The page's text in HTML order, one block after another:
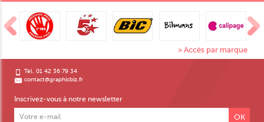
> Accès par marque
Tél. 01 42 36 79 34
contact@graphicbiz.fr
Inscrivez-vous à notre newsletter
OK